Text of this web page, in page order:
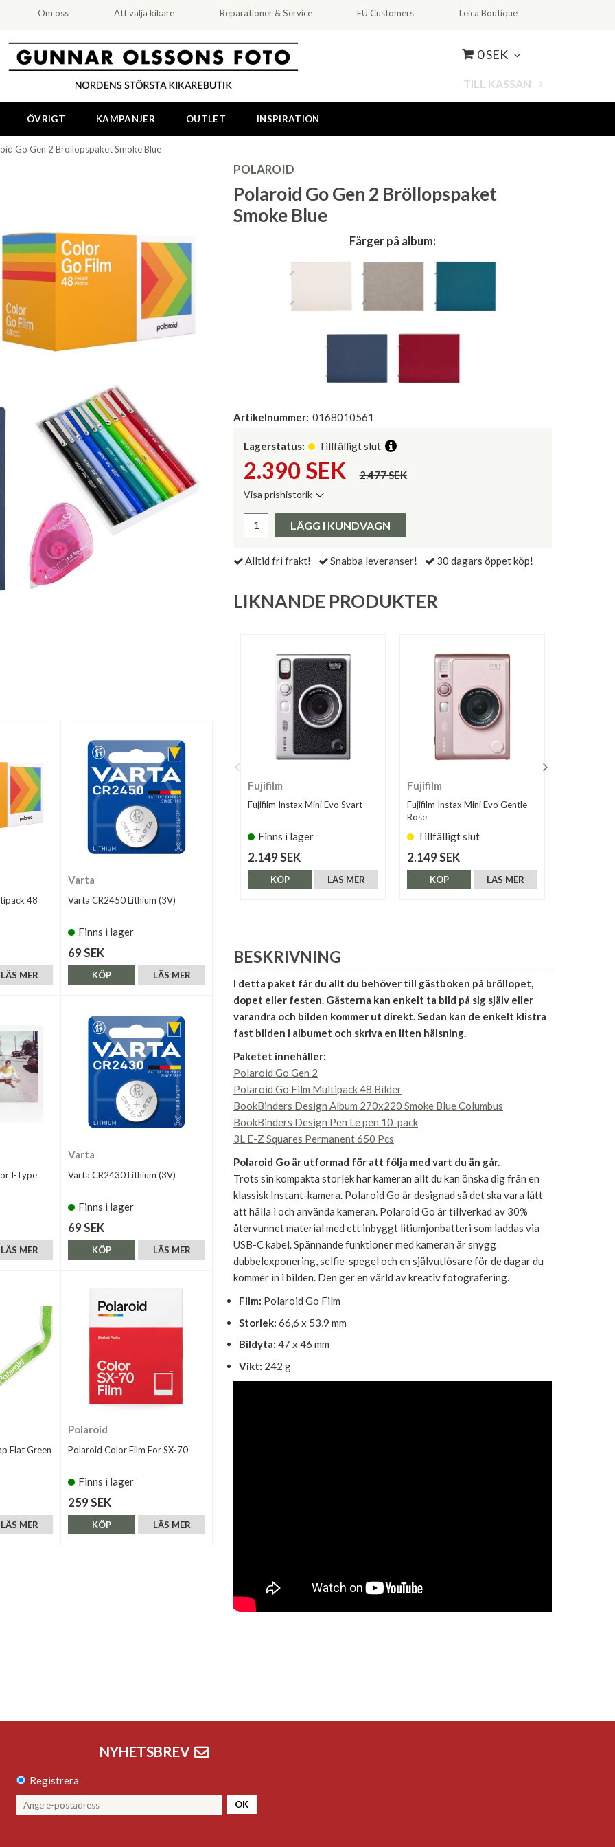
Om oss Att välja kikare Reparationer & Service EU Customers Leica Boutique
0 SEK
TILL KASSAN
ÖVRIGT KAMPANJER OUTLET INSPIRATION
Go Gen 2 Bröllopspaket Smoke Blue
POLAROID
Polaroid Go Gen 2 Bröllopspaket
Smoke Blue
Färger på album:
Artikelnummer: 0168010561
Lagerstatus: Tillfälligt slut
2.390 SEK 2.477 SEK
Visa prishistorik
Pris:
LÄGG I KUNDVAGN
Alltid fri frakt! Snabba leveranser! 30 dagars öppet köp!
LIKNANDE PRODUKTER
Fujifilm
Fujifilm Instax Mini Evo Svart
Finns i lager
2.149 SEK
LÄS MER
KÖP
Fujifilm
Fujifilm Instax Mini Evo Gentle
Rose
Tillfälligt slut
2.149 SEK
LÄS MER
KÖP
BESKRIVNING
I detta paket får du allt du behöver till gästboken på bröllopet,
dopet eller festen. Gästerna kan enkelt ta bild på sig själv eller
varandra och bilden kommer ut direkt. Sedan kan de enkelt klistra
fast bilden i albumet och skriva en liten hälsning.
Paketet innehåller:
Polaroid Go Gen 2
Polaroid Go Film Multipack 48 Bilder
BookBinders Design Album 270x220 Smoke Blue Columbus
BookBinders Design Pen Le pen 10-pack
3L E-Z Squares Permanent 650 Pcs
Polaroid Go är utformad för att följa med vart du än går.
Trots sin kompakta storlek har kameran allt du kan önska dig från en
klassisk Instant-kamera. Polaroid Go är designad så det ska vara lätt
att hålla i och använda kameran. Polaroid Go är tillverkad av 30%
återvunnet material med ett inbyggt litiumjonbatteri som laddas via
USB-C kabel. Spännande funktioner med kameran är snygg
dubbelexponering, selfie-spegel och en självutlösare för de dagar du
kommer in i bilden. Den ger en värld av kreativ fotografering.
Film: Polaroid Go Film
Storlek: 66,6 x 53,9 mm
Bildyta: 47 x 46 mm
Vikt: 242 g
48
LÄS MER
Varta
Varta CR2450 Lithium (3V)
Finns i lager
69 SEK
LÄS MER
KÖP
I-Type
LÄS MER
Varta
Varta CR2430 Lithium (3V)
Finns i lager
69 SEK
LÄS MER
KÖP
Flat Green
LÄS MER
Polaroid
Polaroid Color Film For SX-70
Finns i lager
259 SEK
LÄS MER
KÖP
NYHETSBREV
Registrera
OK